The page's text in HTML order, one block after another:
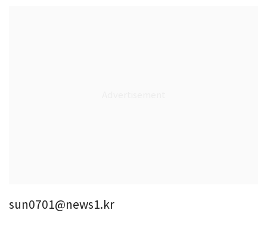
sun0701@news1.kr